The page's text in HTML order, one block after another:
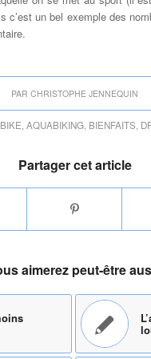
c’est un bel exemple des
PARCHRISTOPHE JENNEQUIN
,AQUABIKING BIENFAITS
Partager cet article
aimerez peut-être